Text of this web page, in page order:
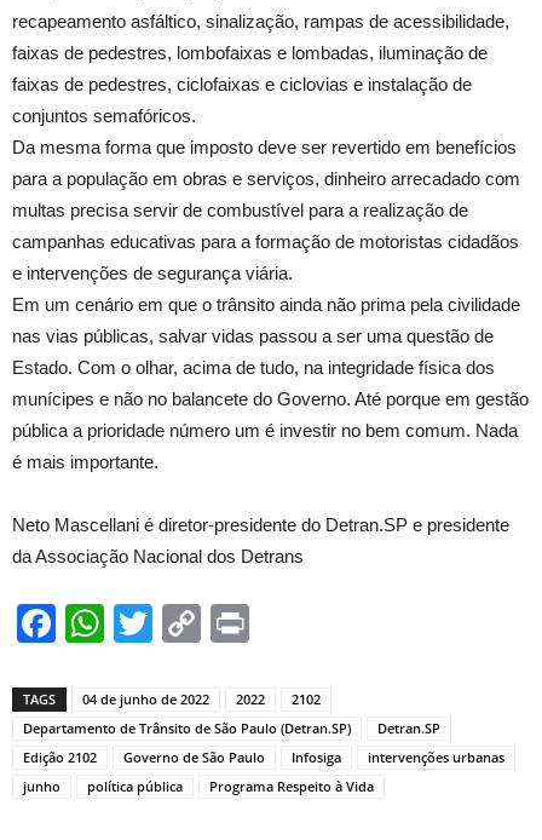
recapeamento asfáltico, sinalização, rampas de acessibilidade,
faixas de pedestres, lombofaixas e lombadas, iluminação de
faixas de pedestres, ciclofaixas e ciclovias e instalação de
conjuntos semafóricos.
Da mesma forma que imposto deve ser revertido em benefícios
para a população em obras e serviços, dinheiro arrecadado com
multas precisa servir de combustível para a realização de
campanhas educativas para a formação de motoristas cidadãos
e intervenções de segurança viária.
Em um cenário em que o trânsito ainda não prima pela civilidade
nas vias públicas, salvar vidas passou a ser uma questão de
Estado. Com o olhar, acima de tudo, na integridade física dos
munícipes e não no balancete do Governo. Até porque em gestão
pública a prioridade número um é investir no bem comum. Nada
é mais importante.
Neto Mascellani é diretor-presidente do Detran.SP e presidente
da Associação Nacional dos Detrans
Facebook
WhatsApp
TwitterCopy
TAGS 04 de junho de 2022 2022
2102
Departamento de Trânsito de São Paulo (Detran.SP)
Detran.SP
Edição 2102
Governo de São Paulo Infosiga
intervenções urbanas
junho
política pública Programa Respeito à Vida